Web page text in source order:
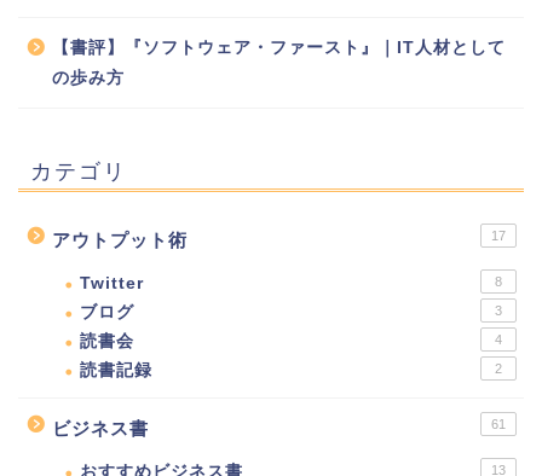
【書評】『ソフトウェア・ファースト』｜IT人材として
の歩み方
カテゴリ
アウトプット術 17
Twitter 8
ブログ 3
読書会 4
読書記録 2
ビジネス書 61
おすすめビジネス書 13